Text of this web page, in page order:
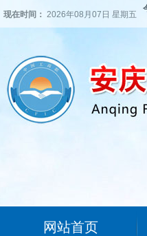
现在时间： 2026年08月07日 星期五
网站首页